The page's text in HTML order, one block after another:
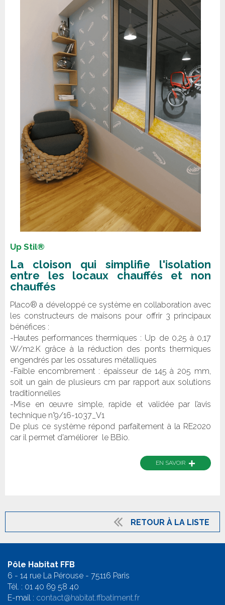
Up Stil®
La cloison qui simplifie l'isolation
entre les locaux chauffés et non
chauffés
Placo® a développé ce système en collaboration avec
les constructeurs de maisons pour offrir 3 principaux
bénéfices :
-Hautes performances thermiques : Up de 0,25 à 0,17
W/m2.K grâce à la réduction des ponts thermiques
engendrés par les ossatures métalliques
-Faible encombrement : épaisseur de 145 à 205 mm,
soit un gain de plusieurs cm par rapport aux solutions
traditionnelles
-Mise en œuvre simple, rapide et validée par l’avis
technique n°9/16-1037_V1
De plus ce système répond parfaitement à la RE2020
car il permet d'améliorer le BBio.
EN SAVOIR +
RETOUR À LA LISTE
Pôle Habitat FFB
6 - 14 rue La Pérouse - 75116 Paris
Tél. : 01 40 69 58 40
E-mail : contact@habitat.ffbatiment.fr